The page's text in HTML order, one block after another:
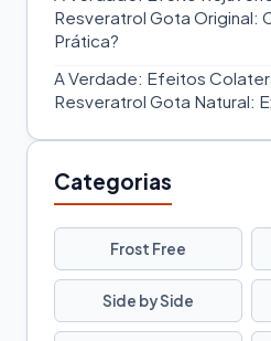
Resveratrol Gota Original:
Prática?
A Verdade: Efeitos
Resveratrol Gota Natural:
Categorias
Frost Free
Side by Side